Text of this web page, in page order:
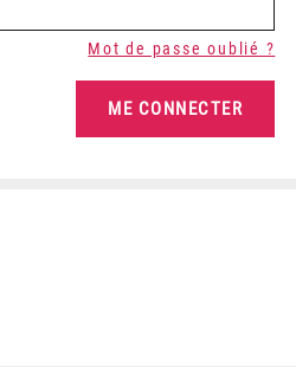
Mot de passe oublié ?